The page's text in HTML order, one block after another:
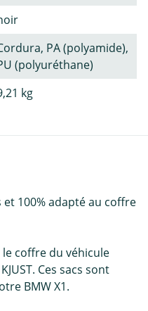
PA (polyamide),
(polyuréthane)
kg
et 100% adapté au coffre
coffre du véhicule
Ces sacs sont
BMW X1.